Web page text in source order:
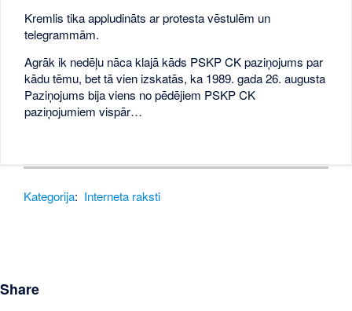
Kremlis tika appludināts ar protesta vēstulēm un
telegrammām.
Agrāk ik nedēļu nāca klajā kāds PSKP CK paziņojums par
kādu tēmu, bet tā vien izskatās, ka 1989. gada 26. augusta
Paziņojums bija viens no pēdējiem PSKP CK
paziņojumiem vispār…
Kategorija: Interneta raksti
Share